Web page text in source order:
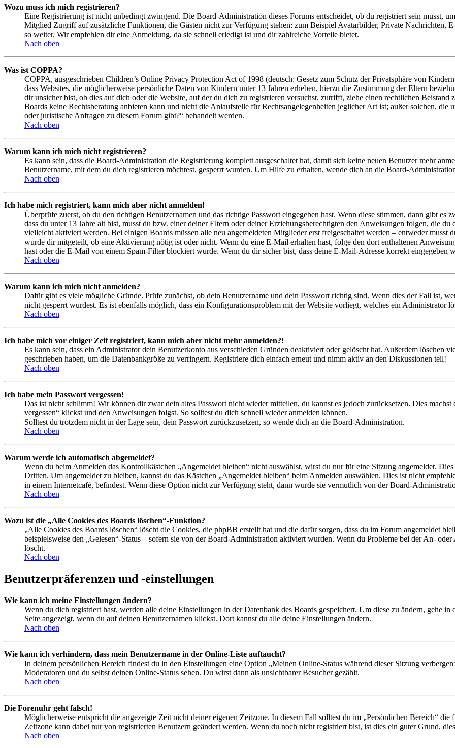
Wozu muss ich mich registrieren?
Eine Registrierung ist nicht unbedingt zwingend. Die Board-Administration dieses Forums entscheidet, ob du registriert sein musst,
Mitglied Zugriff auf zusätzliche Funktionen, die Gästen nicht zur Verfügung stehen: zum Beispiel Avatarbilder, Private Nachrichten,
so weiter. Wir empfehlen dir eine Anmeldung, da sie schnell erledigt ist und dir zahlreiche Vorteile bietet.
Nach oben
Was ist COPPA?
COPPA, ausgeschrieben Children’s Online Privacy Protection Act of 1998 (deutsch: Gesetz zum Schutz der Privatsphäre von
dass Websites, die möglicherweise persönliche Daten von Kindern unter 13 Jahren erheben, hierzu die Zustimmung der Eltern
dir unsicher bist, ob dies auf dich oder die Website, auf der du dich zu registrieren versuchst, zutrifft, ziehe einen rechtlichen
Boards keine Rechtsberatung anbieten kann und nicht die Anlaufstelle für Rechtsangelegenheiten jeglicher Art ist; außer solchen,
oder juristische Anfragen zu diesem Forum gibt?“ behandelt werden.
Nach oben
Warum kann ich mich nicht registrieren?
Es kann sein, dass die Board-Administration die Registrierung komplett ausgeschaltet hat, damit sich keine neuen Benutzer mehr
Benutzername, mit dem du dich registrieren möchtest, gesperrt wurden. Um Hilfe zu erhalten, wende dich an die Board-
Nach oben
Ich habe mich registriert, kann mich aber nicht anmelden!
Überprüfe zuerst, ob du den richtigen Benutzernamen und das richtige Passwort eingegeben hast. Wenn diese stimmen, dann gibt es
dass du unter 13 Jahre alt bist, musst du bzw. einer deiner Eltern oder deiner Erziehungsberechtigten den Anweisungen folgen, die
vielleicht aktiviert werden. Bei einigen Boards müssen alle neu angemeldeten Mitglieder erst freigeschaltet werden – entweder musst
wurde dir mitgeteilt, ob eine Aktivierung nötig ist oder nicht. Wenn du eine E-Mail erhalten hast, folge den dort enthaltenen
hast oder die E-Mail von einem Spam-Filter blockiert wurde. Wenn du dir sicher bist, dass deine E-Mail-Adresse korrekt eingegeben
Nach oben
Warum kann ich mich nicht anmelden?
Dafür gibt es viele mögliche Gründe. Prüfe zunächst, ob dein Benutzername und dein Passwort richtig sind. Wenn dies der Fall ist,
nicht gesperrt wurdest. Es ist ebenfalls möglich, dass ein Konfigurationsproblem mit der Website vorliegt, welches ein Administrator
Nach oben
Ich habe mich vor einiger Zeit registriert, kann mich aber nicht mehr anmelden?!
Es kann sein, dass ein Administrator dein Benutzerkonto aus verschieden Gründen deaktiviert oder gelöscht hat. Außerdem löschen
geschrieben haben, um die Datenbankgröße zu verringern. Registriere dich einfach erneut und nimm aktiv an den Diskussionen teil!
Nach oben
Ich habe mein Passwort vergessen!
Das ist nicht schlimm! Wir können dir zwar dein altes Passwort nicht wieder mitteilen, du kannst es jedoch zurücksetzen. Dies
vergessen“ klickst und den Anweisungen folgst. So solltest du dich schnell wieder anmelden können.
Solltest du trotzdem nicht in der Lage sein, dein Passwort zurückzusetzen, so wende dich an die Board-Administration.
Nach oben
Warum werde ich automatisch abgemeldet?
Wenn du beim Anmelden das Kontrollkästchen „Angemeldet bleiben“ nicht auswählst, wirst du nur für eine Sitzung angemeldet.
Dritten. Um angemeldet zu bleiben, kannst du das Kästchen „Angemeldet bleiben“ beim Anmelden auswählen. Dies ist nicht
in einem Internetcafé, befindest. Wenn diese Option nicht zur Verfügung steht, dann wurde sie vermutlich von der Board-
Nach oben
Wozu ist die „Alle Cookies des Boards löschen“-Funktion?
„Alle Cookies des Boards löschen“ löscht die Cookies, die phpBB erstellt hat und die dafür sorgen, dass du im Forum angemeldet
beispielsweise den „Gelesen“-Status – sofern sie von der Board-Administration aktiviert wurden. Wenn du Probleme bei der An-
löscht.
Nach oben
Benutzerpräferenzen und -einstellungen
Wie kann ich meine Einstellungen ändern?
Wenn du dich registriert hast, werden alle deine Einstellungen in der Datenbank des Boards gespeichert. Um diese zu ändern, gehe
Seite angezeigt, wenn du auf deinen Benutzernamen klickst. Dort kannst du alle deine Einstellungen ändern.
Nach oben
Wie kann ich verhindern, dass mein Benutzername in der Online-Liste auftaucht?
In deinem persönlichen Bereich findest du in den Einstellungen eine Option „Meinen Online-Status während dieser Sitzung
Moderatoren und du selbst deinen Online-Status sehen. Du wirst dann als unsichtbarer Besucher gezählt.
Nach oben
Die Forenuhr geht falsch!
Möglicherweise entspricht die angezeigte Zeit nicht deiner eigenen Zeitzone. In diesem Fall solltest du im „Persönlichen Bereich“
Zeitzone kann dabei nur von registrierten Benutzern geändert werden. Wenn du noch nicht registriert bist, ist dies ein guter Grund,
Nach oben